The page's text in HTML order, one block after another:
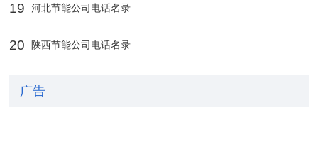
19 河北节能公司电话名录
20 陕西节能公司电话名录
广告